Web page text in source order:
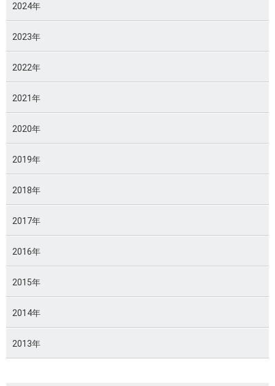
2024年
2023年
2022年
2021年
2020年
2019年
2018年
2017年
2016年
2015年
2014年
2013年